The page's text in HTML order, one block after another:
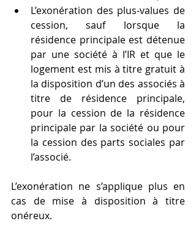
L’exonération des plus-values de
cession, sauf lorsque la
résidence principale est détenue
par une société à l’IR et que le
logement est mis à titre gratuit à
la disposition d’un des associés à
titre de résidence principale,
pour la cession de la résidence
principale par la société ou pour
la cession des parts sociales par
l’associé.
L’exonération ne s’applique plus en
cas de mise à disposition à titre
onéreux.